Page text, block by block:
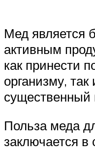
Мед является
активным
как принести
организму, так
существенный
Польза меда
заключается